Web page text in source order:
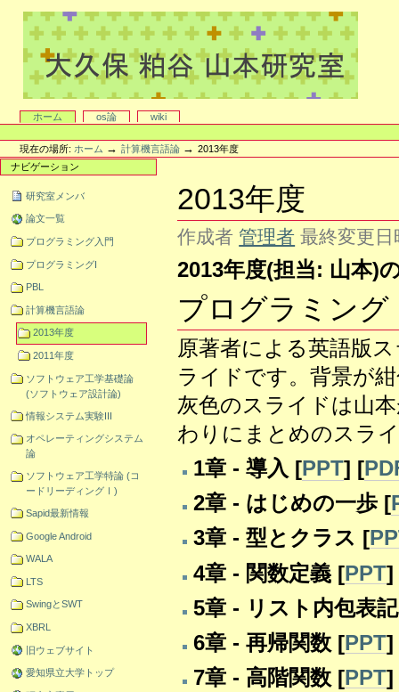
す
る。
Yamamoto Lab. Web Site
シ
ョ
ホーム os論
wiki
ー
ソ
現在の場所: ホーム →計算機言語論 →2013年度
ナビゲーション
研究室メンバ
論文一覧
プログラミング入門
プログラミングI
PBL
計算機言語論
2013年度
2011年度
ソフトウェア工学基礎論
(ソフトウェア設計論)
情報システム実験III
オペレーティングシステム
論
ソフトウェア工学特論 (コ
ードリーディングⅠ)
Sapid最新情報
Google Android
WALA
LTS
SwingとSWT
XBRL
旧ウェブサイト
愛知県立大学トップ
2013年度
作成者 管理者 最終変更日
2013年度(担当: 山本)
プログラミン
原著者による英語版
ライドです。背景が
灰色のスライドは山
わりにまとめのスラ
1章 - 導入 [PPT] [
2章 - はじめの一歩 [
3章 - 型とクラス [
4章 - 関数定義 [PPT]
5章 - リスト内包表
6章 - 再帰関数 [PPT]
7章 - 高階関数 [PPT]